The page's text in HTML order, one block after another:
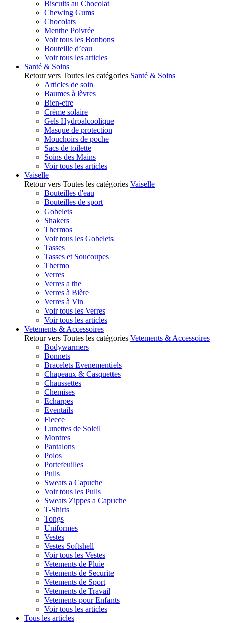
Biscuits au Chocolat
Chewing Gums
Chocolats
Menthe Poivrée
Voir tous les Bonbons
Bouteille d’eau
Voir tous les articles
Santé & Soins
Retour vers Toutes les catégories Santé & Soins
Articles de soin
Baumes à lèvres
Bien-etre
Crème solaire
Gels Hydroalcoolique
Masque de protection
Mouchoirs de poche
Sacs de toilette
Soins des Mains
Voir tous les articles
Vaiselle
Retour vers Toutes les catégories Vaiselle
Bouteilles d'eau
Bouteilles de sport
Gobelets
Shakers
Thermos
Voir tous les Gobelets
Tasses
Tasses et Soucoupes
Thermo
Verres
Verres a the
Verres à Bière
Verres à Vin
Voir tous les Verres
Voir tous les articles
Vetements & Accessoires
Retour vers Toutes les catégories Vetements & Accessoires
Bodywarmers
Bonnets
Bracelets Evenementiels
Chapeaux & Casquettes
Chaussettes
Chemises
Echarpes
Eventails
Fleece
Lunettes de Soleil
Montres
Pantalons
Polos
Portefeuilles
Pulls
Sweats a Capuche
Voir tous les Pulls
Sweats Zippes a Capuche
T-Shirts
Tongs
Uniformes
Vestes
Vestes Softshell
Voir tous les Vestes
Vetements de Pluie
Vetements de Securite
Vetements de Sport
Vetements de Travail
Vetements pour Enfants
Voir tous les articles
Tous les articles